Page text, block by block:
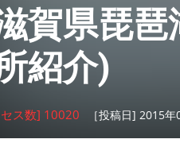
賀県琵
紹介)
ス数] 10020 ［投稿日] 2015